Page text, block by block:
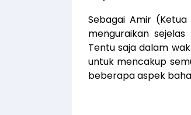
Sebagai Amir
menguraikan
Tentu saja dalam
untuk mencakup
beberapa aspek